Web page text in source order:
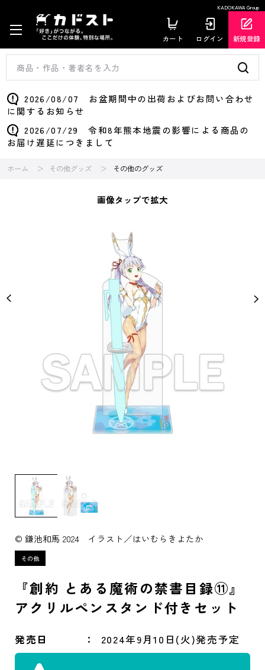
KADOKAWA Group
カート ログイン 新規登録
2026/08/07 お盆期間中の出荷およびお問い合わせ
に関するお知らせ
2026/07/29 令和8年熊本地震の影響による商品の
お届け遅延につきまして
ホーム その他グッズ その他のグッズ
画像タップで拡大
© 鎌池和馬 2024 イラスト／はいむらきよたか
『創約 とある魔術の禁書目録⑪』
アクリルペンスタンド付きセット
発売日 2024年9月10日(火)発売予定